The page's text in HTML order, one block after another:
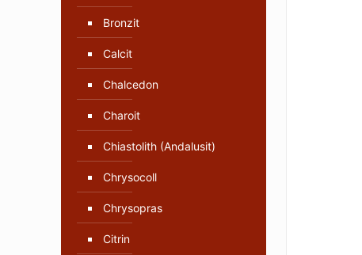
Bronzit
Calcit
Chalcedon
Charoit
Chiastolith (Andalusit)
Chrysocoll
Chrysopras
Citrin